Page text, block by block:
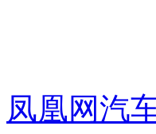
凤凰网汽